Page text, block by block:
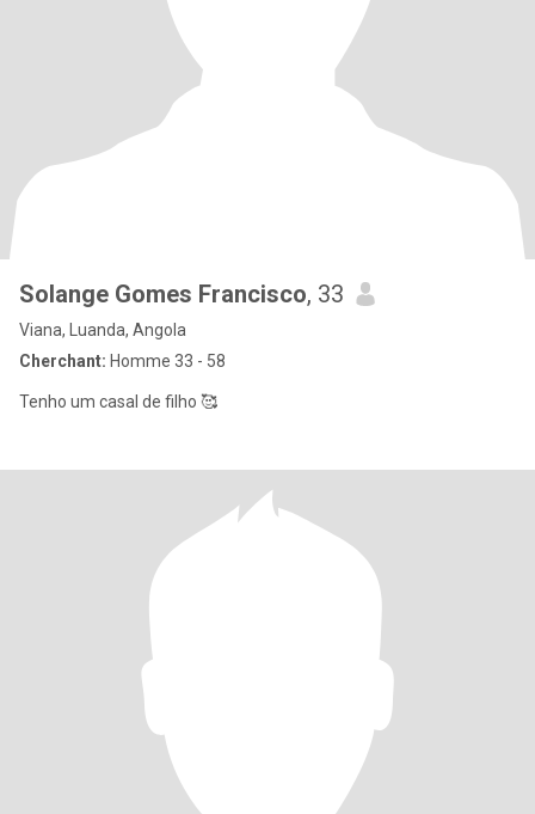
Solange Gomes Francisco, 33
Viana, Luanda, Angola
Cherchant: Homme 33 - 58
Tenho um casal de filho 🥰